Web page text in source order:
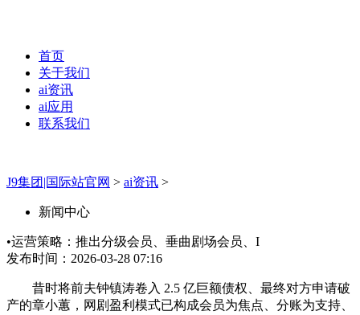
首页
关于我们
ai资讯
ai应用
联系我们
J9集团|国际站官网 > ai资讯 >
新闻中心
•运营策略：推出分级会员、垂曲剧场会员、I
发布时间：2026-03-28 07:16
昔时将前夫钟镇涛卷入 2.5 亿巨额债权、最终对方申请破
产的章小蕙，网剧盈利模式已构成会员为焦点、分账为支持、